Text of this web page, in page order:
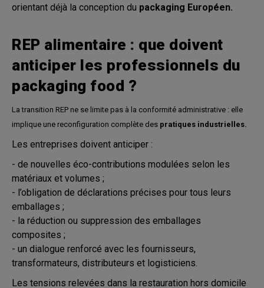
orientant déjà la conception du packaging Européen.
REP alimentaire : que doivent
anticiper les professionnels du
packaging food ?
La transition REP ne se limite pas à la conformité administrative : elle
implique une reconfiguration complète des pratiques industrielles.
Les entreprises doivent anticiper :
- de nouvelles éco-contributions modulées selon les
matériaux et volumes ;
- l’obligation de déclarations précises pour tous leurs
emballages ;
- la réduction ou suppression des emballages
composites ;
- un dialogue renforcé avec les fournisseurs,
transformateurs, distributeurs et logisticiens.
Les tensions relevées dans la restauration hors domicile